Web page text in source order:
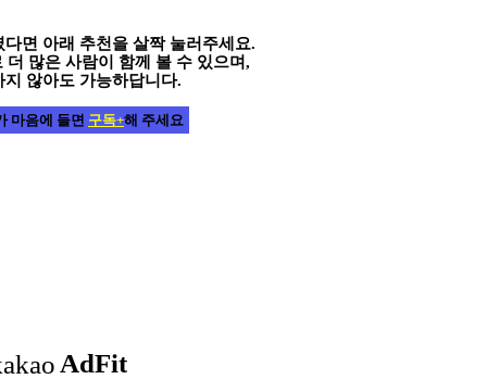
면 아래 추천을 살짝 눌러주세요.
더 많은 사람이 함께 볼 수 있으며,
지 않아도 가능하답니다.
마음에 들면 구독+해 주세요